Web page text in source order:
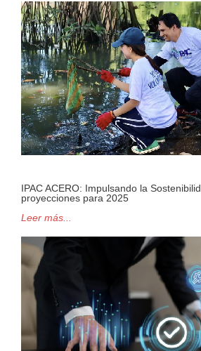
IPAC ACERO: Impulsando la
proyecciones para 2025
Leer más...